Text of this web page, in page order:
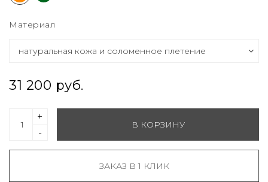
Материал
31 200 руб.
-
+
В КОРЗИНУ
ЗАКАЗ В 1 КЛИК